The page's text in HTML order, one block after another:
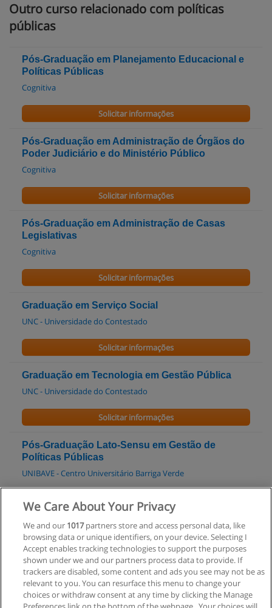
Outro curso relacionado com políticas
públicas
Pós-Graduação em Planejamento Educacional e
Políticas Públicas
Cognitiva
Solicitar informações
Pós-Graduação em Administração de Órgãos do
Poder Judiciário e do Ministério Público
Cognitiva
Solicitar informações
Pós-Graduação em Administração de Casas
Legislativas
Cognitiva
Solicitar informações
Graduação em Serviço Social
UNC - Universidade do Contestado
Solicitar informações
Graduação em Tecnologia em Gestão Pública
UNC - Universidade do Contestado
Solicitar informações
Pós-Graduação Lato-Sensu em Gestão de
Políticas Públicas
UNIBAVE - Centro Universitário Barriga Verde
Solicitar informações
Graduação em Serviço Social
FURB - Fundação Universitária Regional de Blumenau
Solicitar informações
We Care About Your Privacy
We and our 1017partners store and access personal data, like
browsing data or unique identifiers, on your device. Selecting I
Accept enables tracking technologies to support the purposes
shown under we and our partners process data to provide. If
trackers are disabled, some content and ads you see may not be as
relevant to you. You can resurface this menu to change your
choices or withdraw consent at any time by clicking the Manage